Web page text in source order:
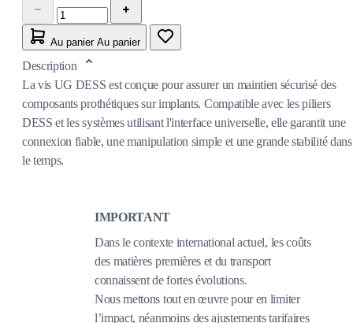
Au panier Au panier
Description
La vis UG DESS est conçue pour assurer un maintien sécurisé des
composants prothétiques sur implants. Compatible avec les piliers
DESS et les systèmes utilisant l'interface universelle, elle garantit une
connexion fiable, une manipulation simple et une grande stabilité dans
le temps.
IMPORTANT
Dans le contexte international actuel, les coûts
des matières premières et du transport
connaissent de fortes évolutions.
Nous mettons tout en œuvre pour en limiter
l’impact, néanmoins des ajustements tarifaires